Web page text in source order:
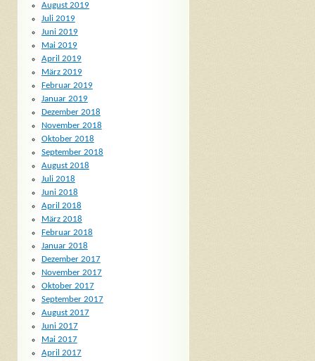
August 2019
Juli 2019
Juni 2019
Mai 2019
April 2019
März 2019
Februar 2019
Januar 2019
Dezember 2018
November 2018
Oktober 2018
September 2018
August 2018
Juli 2018
Juni 2018
April 2018
März 2018
Februar 2018
Januar 2018
Dezember 2017
November 2017
Oktober 2017
September 2017
August 2017
Juni 2017
Mai 2017
April 2017